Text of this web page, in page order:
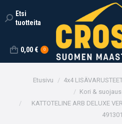
Search:
Etsi
tuotteita
0,00 € 0
You are here:
Etusivu 4x4
Kori &
KATTOTELINE ARB DELUXE